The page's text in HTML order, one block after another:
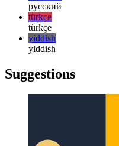
日本語
한국어
한국어
русский
русский
türkçe
yiddish